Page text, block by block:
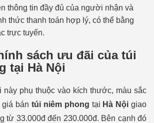
thông tin đầy đủ của người nhận và
thức thanh toán hợp lý, có thể bằng
trực tuyến.
sách ưu đãi của túi
tại Hà Nội
này phụ thuộc vào kích thước, màu sắc
giá bán túi niêm phong tại Hà Nộigiao
từ 33.000đ đến 230.000đ. Bên cạnh đó